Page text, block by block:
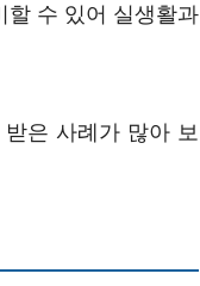
할 수 있어 실생활과
은 사례가 많아 보